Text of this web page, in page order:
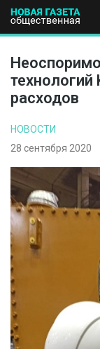
ПОЛИТИКА
технологий
расходов
НОВОСТИ
28 сентября 2020